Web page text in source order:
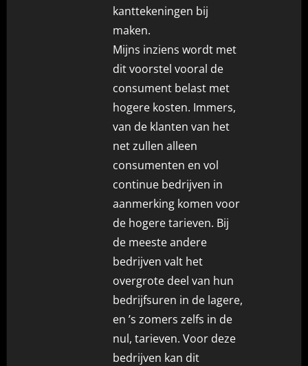
kanttekeningen bij
maken.
Mijns inziens wordt met
dit voorstel vooral de
consument belast met
hogere kosten. Immers,
van de klanten van het
net zullen alleen
consumenten en vol
continue bedrijven in
aanmerking komen voor
de hogere tarieven. Bij
de meeste andere
bedrijven valt het
overgrote deel van hun
bedrijfsuren in de lagere,
en ’s zomers zelfs in de
nul, tarieven. Voor deze
bedrijven kan dit